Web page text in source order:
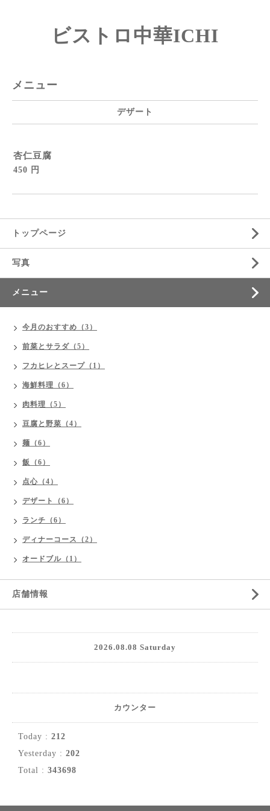
ビストロ中華ICHI
メニュー
デザート
杏仁豆腐
450 円
トップページ
写真
メニュー
今月のおすすめ（3）
前菜とサラダ（5）
フカヒレとスープ（1）
海鮮料理（6）
肉料理（5）
豆腐と野菜（4）
麺（6）
飯（6）
点心（4）
デザート（6）
ランチ（6）
ディナーコース（2）
オードブル（1）
店舗情報
2026.08.08 Saturday
カウンター
Today : 212
Yesterday : 202
Total : 343698